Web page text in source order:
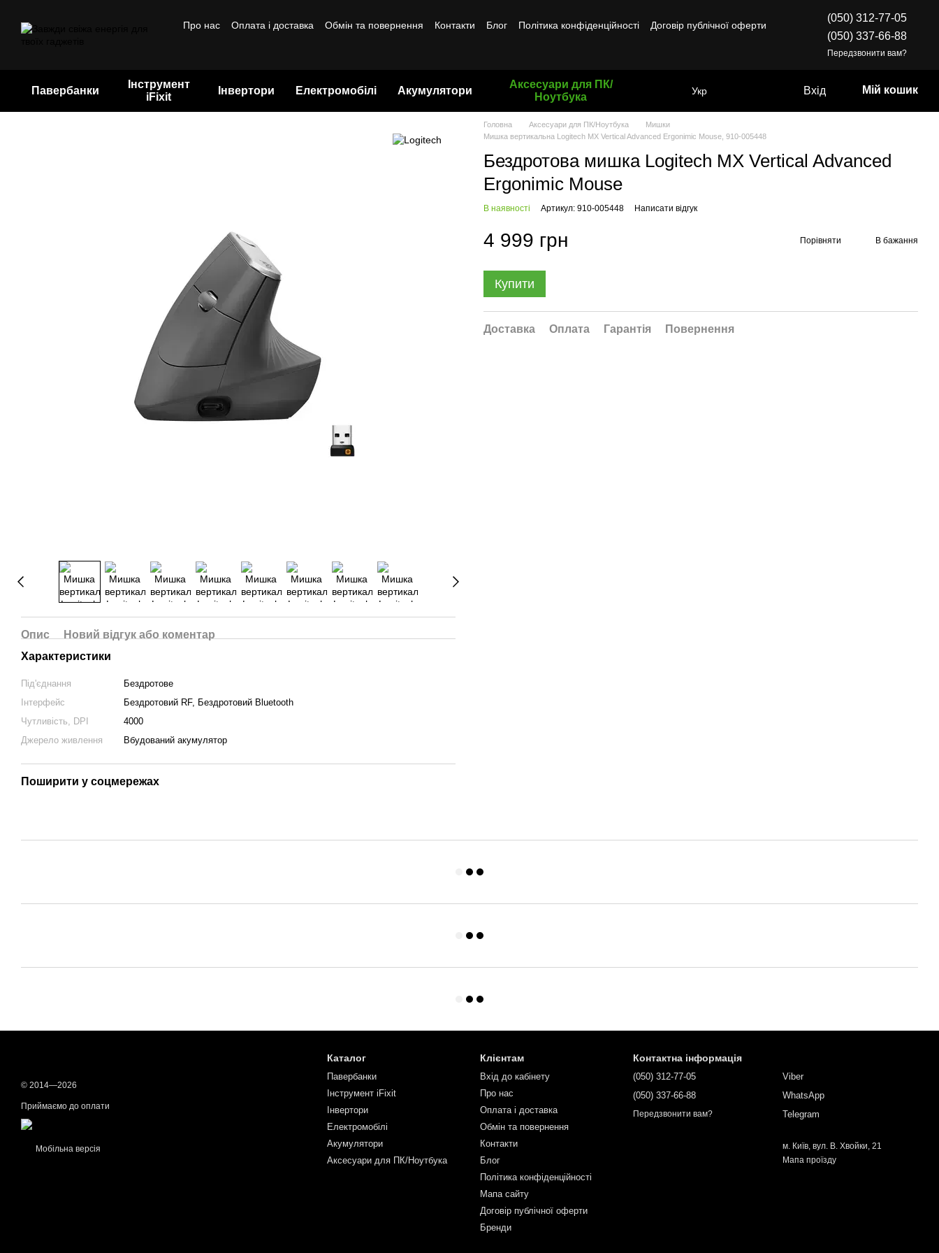
Про нас
Оплата і доставка Обмін та повернення Контакти Блог Політика конфіденційності
Договір публічної оферти
(050) 312-77-05
(050) 337-66-88
Передзвонити вам?
Павербанки
Інструмент
iFixit
Інвертори Електромобілі Акумулятори
Аксесуари для ПК/
Ноутбука
Укр Вхід Мій кошик
Опис
Новий відгук або коментар
Характеристики
Під'єднання
Бездротове
Інтерфейс
Бездротовий RF, Бездротовий Bluetooth
Чутливість, DPI
4000
Джерело живлення
Вбудований акумулятор
Поширити у соцмережах
Головна Аксесуари для ПК/Ноутбука
Мишки
Мишка вертикальна Logitech MX Vertical Advanced Ergonimic Mouse, 910-005448
Бездротова мишка Logitech MX Vertical Advanced
Ergonimic Mouse
В наявності Артикул: 910-005448 Написати відгук
4 999 грн Порівняти В бажання
Купити
Доставка Оплата Гарантія Повернення
© 2014—2026
Приймаємо до оплати
Мобільна версія
Каталог
Павербанки
Інструмент iFixit
Інвертори
Електромобілі
Акумулятори
Аксесуари для ПК/Ноутбука
Клієнтам
Вхід до кабінету
Про нас
Оплата і доставка
Обмін та повернення
Контакти
Блог
Політика конфіденційності
Мапа сайту
Договір публічної оферти
Бренди
Контактна інформація
(050) 312-77-05
(050) 337-66-88
Передзвонити вам?
Viber
WhatsApp
Telegram
м. Київ, вул. В. Хвойки, 21
Мапа проїзду